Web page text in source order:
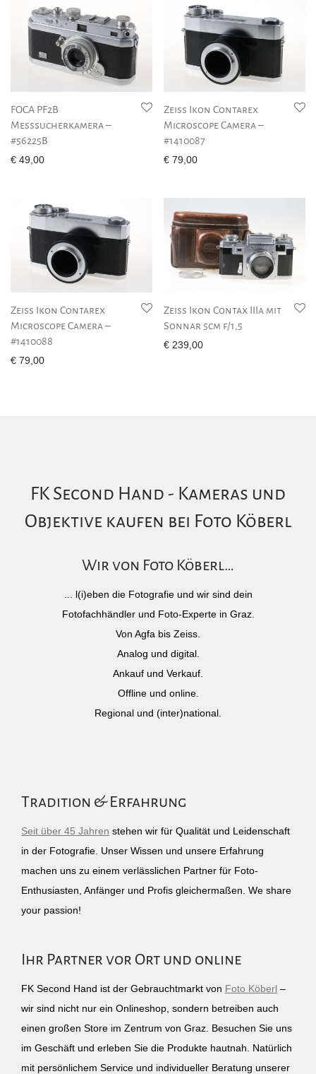
FOCA PF2B
Messsucherkamera –
#56225B
€ 49,00
Zeiss Ikon Contarex
Microscope Camera –
#1410087
€ 79,00
Zeiss Ikon Contarex
Microscope Camera –
#1410088
€ 79,00
Zeiss Ikon Contax IIIa mit
Sonnar 5cm f/1,5
€ 239,00
FK Second Hand - Kameras und
Objektive kaufen bei Foto Köberl
Wir von Foto Köberl…
... l(i)eben die Fotografie und wir sind dein
Fotofachhändler und Foto-Experte in Graz.
Von Agfa bis Zeiss.
Analog und digital.
Ankauf und Verkauf.
Offline und online.
Regional und (inter)national.
Tradition & Erfahrung
Seit über 45 Jahren stehen wir für Qualität und Leidenschaft
in der Fotografie. Unser Wissen und unsere Erfahrung
machen uns zu einem verlässlichen Partner für Foto-
Enthusiasten, Anfänger und Profis gleichermaßen. We share
your passion!
Ihr Partner vor Ort und online
FK Second Hand ist der Gebrauchtmarkt von Foto Köberl –
wir sind nicht nur ein Onlineshop, sondern betreiben auch
einen großen Store im Zentrum von Graz. Besuchen Sie uns
im Geschäft und erleben Sie die Produkte hautnah. Natürlich
mit persönlichem Service und individueller Beratung unserer